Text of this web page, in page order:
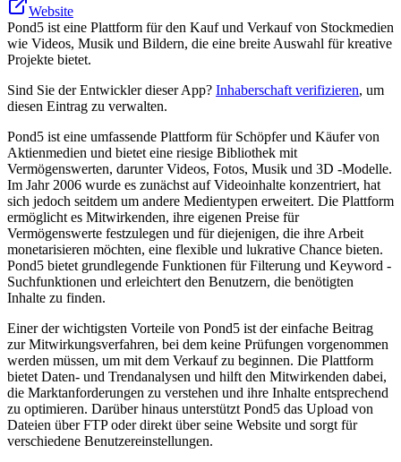
Website
Pond5 ist eine Plattform für den Kauf und Verkauf von Stockmedien
wie Videos, Musik und Bildern, die eine breite Auswahl für kreative
Projekte bietet.
Sind Sie der Entwickler dieser App? Inhaberschaft verifizieren, um
diesen Eintrag zu verwalten.
Pond5 ist eine umfassende Plattform für Schöpfer und Käufer von
Aktienmedien und bietet eine riesige Bibliothek mit
Vermögenswerten, darunter Videos, Fotos, Musik und 3D -Modelle.
Im Jahr 2006 wurde es zunächst auf Videoinhalte konzentriert, hat
sich jedoch seitdem um andere Medientypen erweitert. Die Plattform
ermöglicht es Mitwirkenden, ihre eigenen Preise für
Vermögenswerte festzulegen und für diejenigen, die ihre Arbeit
monetarisieren möchten, eine flexible und lukrative Chance bieten.
Pond5 bietet grundlegende Funktionen für Filterung und Keyword -
Suchfunktionen und erleichtert den Benutzern, die benötigten
Inhalte zu finden.
Einer der wichtigsten Vorteile von Pond5 ist der einfache Beitrag
zur Mitwirkungsverfahren, bei dem keine Prüfungen vorgenommen
werden müssen, um mit dem Verkauf zu beginnen. Die Plattform
bietet Daten- und Trendanalysen und hilft den Mitwirkenden dabei,
die Marktanforderungen zu verstehen und ihre Inhalte entsprechend
zu optimieren. Darüber hinaus unterstützt Pond5 das Upload von
Dateien über FTP oder direkt über seine Website und sorgt für
verschiedene Benutzereinstellungen.